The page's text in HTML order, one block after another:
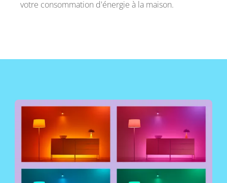
votre consommation d'énergie à la maison.